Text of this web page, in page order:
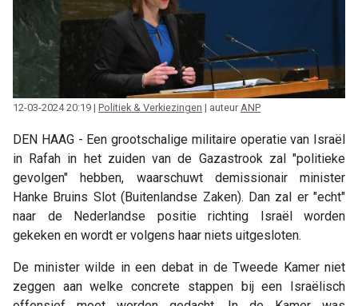
12-03-2024 20:19 | Politiek & Verkiezingen | auteur ANP
DEN HAAG - Een grootschalige militaire operatie van Israël
in Rafah in het zuiden van de Gazastrook zal "politieke
gevolgen" hebben, waarschuwt demissionair minister
Hanke Bruins Slot (Buitenlandse Zaken). Dan zal er "echt"
naar de Nederlandse positie richting Israël worden
gekeken en wordt er volgens haar niets uitgesloten.
De minister wilde in een debat in de Tweede Kamer niet
zeggen aan welke concrete stappen bij een Israëlisch